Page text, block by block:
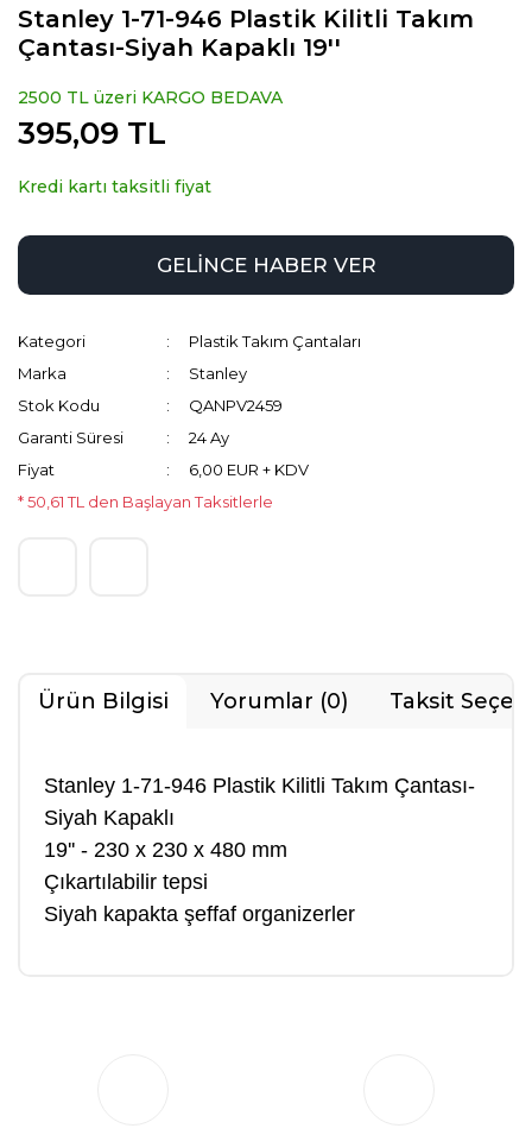
Stanley 1-71-946 Plastik Kilitli Takım
Çantası-Siyah Kapaklı 19''
2500 TL üzeri KARGO BEDAVA
395,09 TL
Kredi kartı taksitli fiyat
GELİNCE HABER VER
Kategori
Plastik Takım Çantaları
Marka
Stanley
Stok Kodu
QANPV2459
Garanti Süresi
24 Ay
Fiyat
6,00 EUR + KDV
* 50,61 TL den Başlayan Taksitlerle
Ürün Bilgisi Yorumlar (0) Taksit
Stanley 1-71-946 Plastik Kilitli Takım Çantası-
Siyah Kapaklı
19'' - 230 x 230 x 480 mm
Çıkartılabilir tepsi
Siyah kapakta şeffaf organizerler